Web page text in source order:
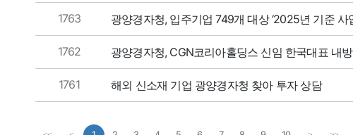
1763 광양경자청, 입주기업 749개 대상 ‘2025년 기준 사
1762 광양경자청, CGN코리아홀딩스 신임 한국대표 내
1761 해외 신소재 기업 광양경자청 찾아 투자 상담